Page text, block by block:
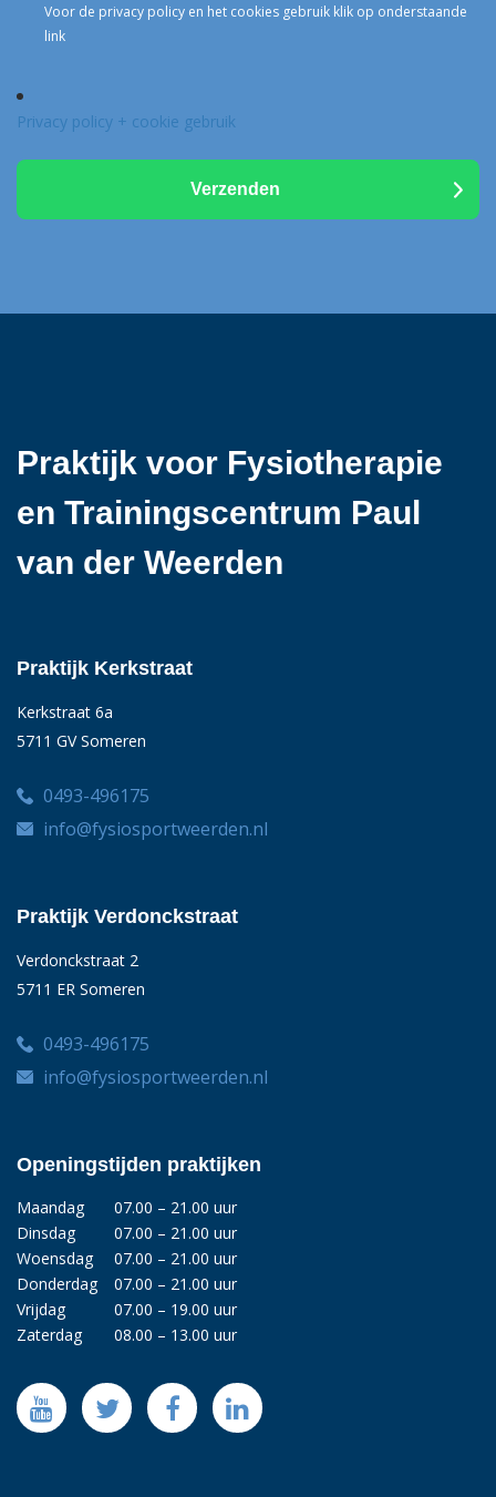
Voor de privacy policy en het cookies gebruik klik op onderstaande
link
Privacy policy + cookie gebruik
Praktijk voor Fysiotherapie
en Trainingscentrum Paul
van der Weerden
Praktijk Kerkstraat
Kerkstraat 6a
5711 GV Someren
0493-496175
info@fysiosportweerden.nl
Praktijk Verdonckstraat
Verdonckstraat 2
5711 ER Someren
0493-496175
info@fysiosportweerden.nl
Openingstijden praktijken
Maandag
07.00 – 21.00 uur
Dinsdag
07.00 – 21.00 uur
Woensdag
07.00 – 21.00 uur
Donderdag
07.00 – 21.00 uur
Vrijdag
07.00 – 19.00 uur
Zaterdag
08.00 – 13.00 uur